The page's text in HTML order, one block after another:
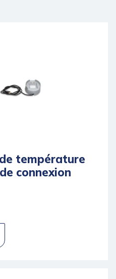
température
connexion